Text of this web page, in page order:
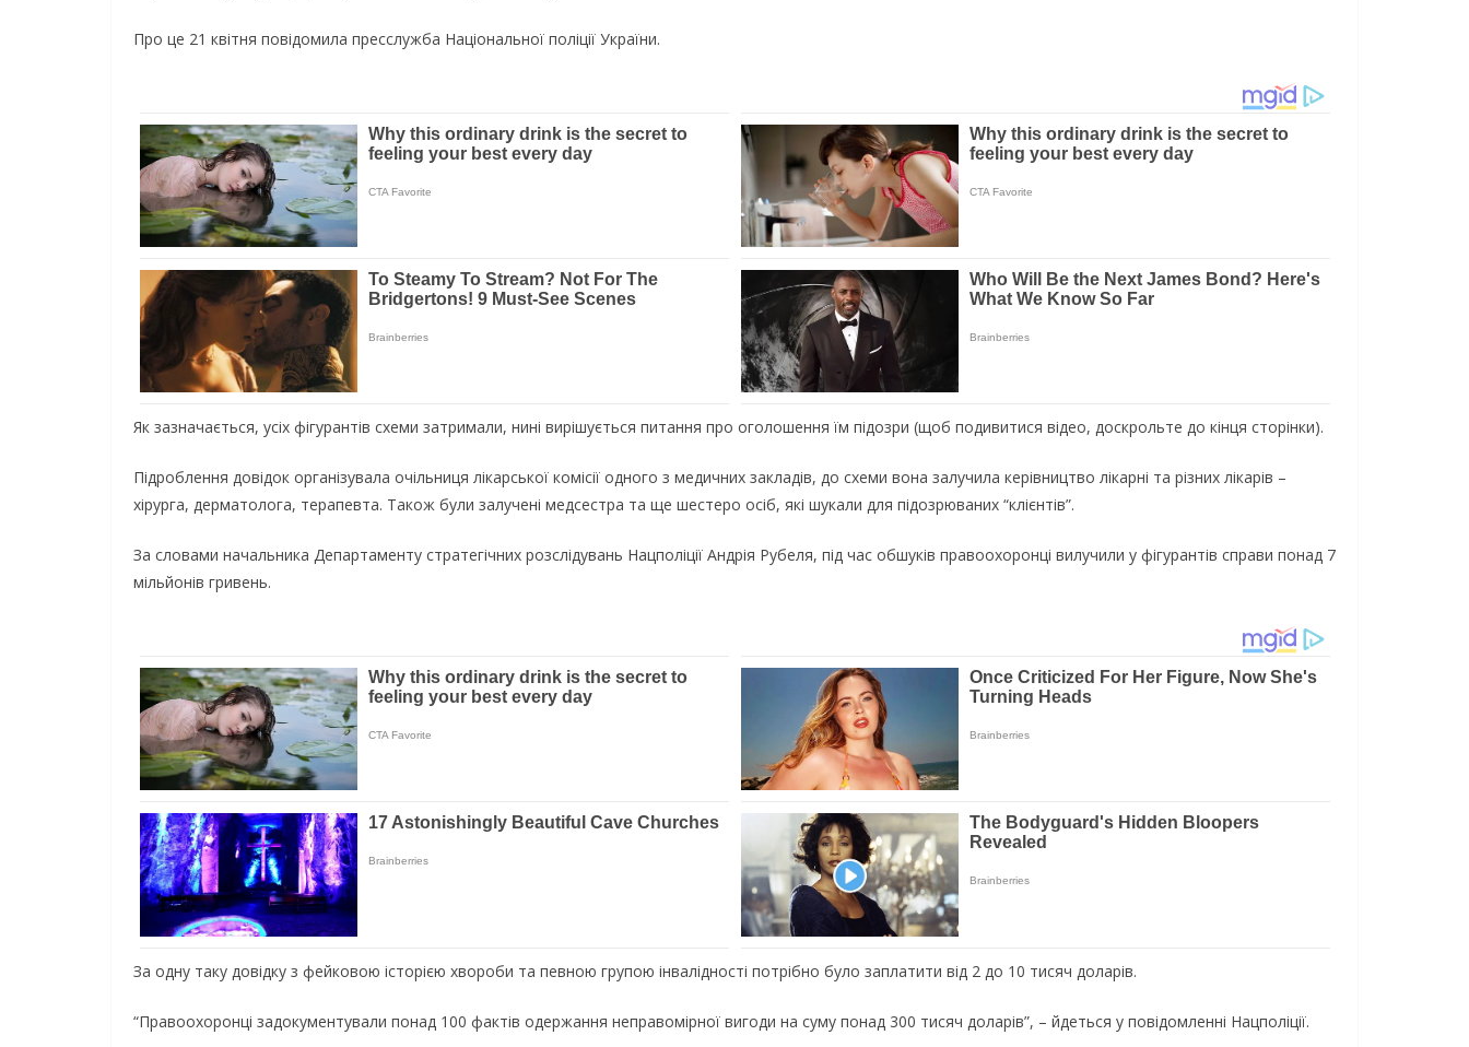
Про це 21 квітня повідомила пресслужба Національної поліції України.
Як зазначається, усіх фігурантів схеми затримали, нині вирішується питання про оголошення їм підозри (щоб подивитися відео, доскрольте до кінця сторінки).
Підроблення довідок організувала очільниця лікарської комісії одного з медичних закладів, до схеми вона залучила керівництво лікарні та різних лікарів –
хірурга, дерматолога, терапевта. Також були залучені медсестра та ще шестеро осіб, які шукали для підозрюваних “клієнтів”.
За словами начальника Департаменту стратегічних розслідувань Нацполіції Андрія Рубеля, під час обшуків правоохоронці вилучили у фігурантів справи понад 7
мільйонів гривень.
За одну таку довідку з фейковою історією хвороби та певною групою інвалідності потрібно було заплатити від 2 до 10 тисяч доларів.
“Правоохоронці задокументували понад 100 фактів одержання неправомірної вигоди на суму понад 300 тисяч доларів”, – йдеться у повідомленні Нацполіції.